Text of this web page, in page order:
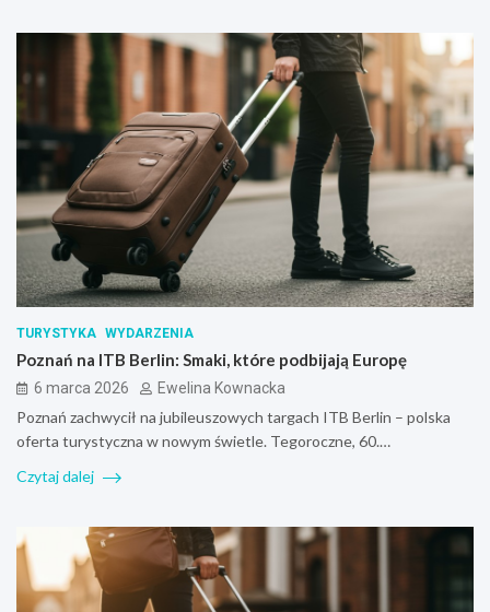
TURYSTYKA WYDARZENIA
Poznań na ITB Berlin: Smaki, które podbijają Europę
6 marca 2026 Ewelina Kownacka
Poznań zachwycił na jubileuszowych targach ITB Berlin – polska
oferta turystyczna w nowym świetle. Tegoroczne, 60.…
Czytaj dalej